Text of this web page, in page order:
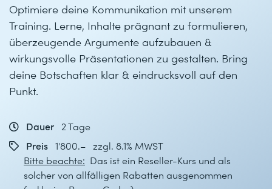
Optimiere deine Kommunikation mit unserem
Training. Lerne, Inhalte prägnant zu formulieren,
überzeugende Argumente aufzubauen &
wirkungsvolle Präsentationen zu gestalten. Bring
deine Botschaften klar & eindrucksvoll auf den
Punkt.
Dauer
2 Tage
Preis 1'800.– zzgl. 8.1% MWST
Bitte beachte: Das ist ein Reseller-Kurs und als
solcher von allfälligen Rabatten ausgenommen